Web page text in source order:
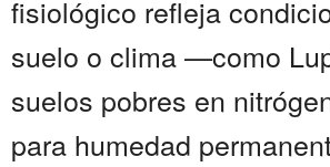
fisiológico refleja
suelo o clima —como
suelos pobres en
para humedad